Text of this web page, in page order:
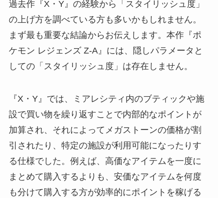
過去作『X・Y』の経験から「スタイリッシュ度」
の上げ方を調べている方も多いかもしれません。
まず最も重要な結論からお伝えします。本作『ポ
ケモン レジェンズ Z-A』には、隠しパラメータと
しての「スタイリッシュ度」は存在しません。
『X・Y』では、ミアレシティ内のブティックや施
設で買い物を繰り返すことで内部的なポイントが
加算され、それによってメガストーンの価格が割
引されたり、特定の施設が利用可能になったりす
る仕様でした。例えば、高価なアイテムを一度に
まとめて購入するよりも、安価なアイテムを何度
も分けて購入する方が効率的にポイントを稼げる